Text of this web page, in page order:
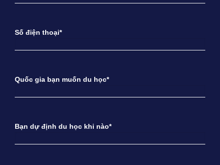
Số điện thoại*
Quốc gia bạn muốn du học*
Bạn dự định du học khi nào*